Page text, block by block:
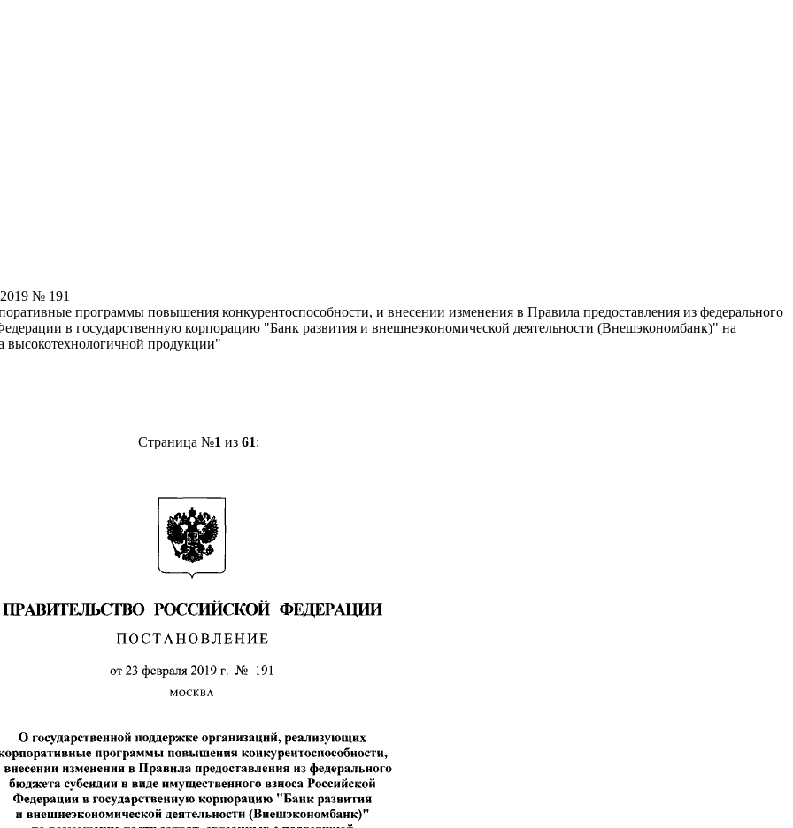
№ 191
программы повышения конкурентоспособности, и внесении изменения в Правила предоставления из федерального
в государственную корпорацию "Банк развития и внешнеэкономической деятельности (Внешэкономбанк)" на
высокотехнологичной продукции"
Страница №1 из 61: